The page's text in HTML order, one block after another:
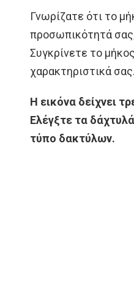
Γνωρίζατε ότι το
προσωπικότητά
Συγκρίνετε το
χαρακτηριστικά σας.
Η εικόνα δείχνει
Ελέγξτε τα
τύπο δακτύλων.